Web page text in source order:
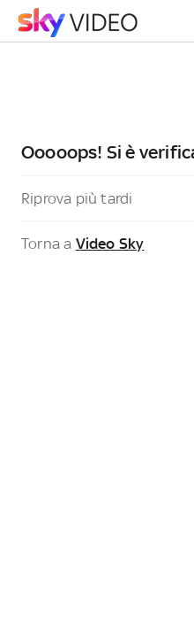
Ooooops! Si è
Riprova più tardi
Torna a Video Sky